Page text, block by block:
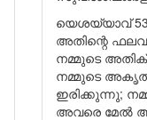
യെശയ്യാവ്
അതിന്റെ
നമ്മുടെ
നമ്മുടെ
ഇരിക്കുന്നു;
അവരെ മേൽ